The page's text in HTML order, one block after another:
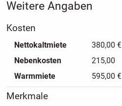
Weitere Angaben
Kosten
Nettokaltmiete
380,00 €
Nebenkosten
215,00
Warmmiete
595,00 €
Merkmale